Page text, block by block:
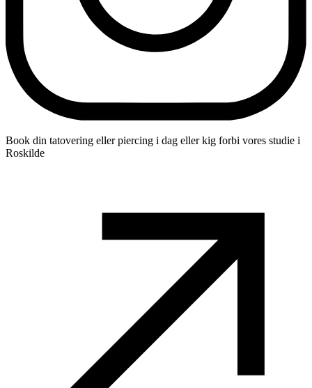
Book din tatovering eller piercing i dag eller kig forbi vores studie i
Roskilde